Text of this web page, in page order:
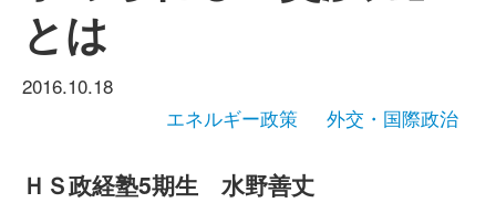
とは
2016.10.18
エネルギー政策
外交・国際政治
ＨＳ政経塾5期生 水野善丈